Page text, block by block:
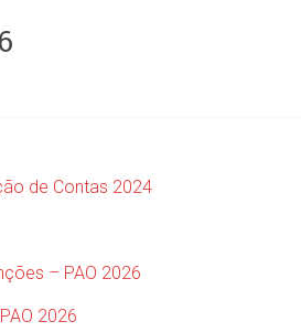
de Contas 2024
– PAO 2026
2026